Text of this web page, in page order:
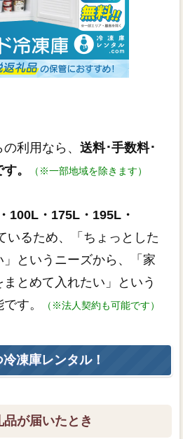
利用なら、 送料･手数料･
。
（※一部地域を除きます）
100L・175L・195L・
いるため、「ちょっとした
というニーズから、「家
とめて入れたい」という
す。
（※法人契約も可能です）
凍庫レンタル！
が届いたとき